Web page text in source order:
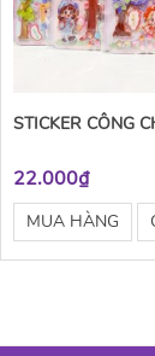
STICKER CÔNG
22.000₫
MUA HÀNG